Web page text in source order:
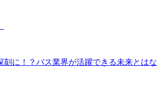
刻に！？バス業界が活躍できる未来とは